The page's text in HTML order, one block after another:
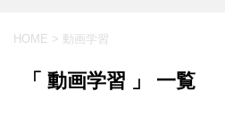
HOME > 動画学習
「 動画学習 」 一覧